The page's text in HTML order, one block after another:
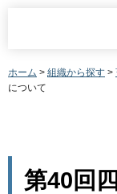
ホーム > 組織から探す >
について
第40回